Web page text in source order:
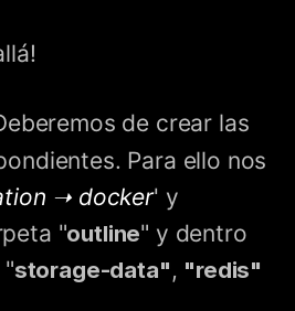
de crear las
Para ello nos
➝ docker' y
"outline" y dentro
"storage-data", "redis"